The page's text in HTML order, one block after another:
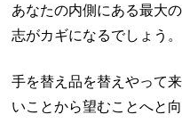
あなたの内側にある最大
志がカギになるでしょう。
手を替え品を替えやって
いことから望むことへと